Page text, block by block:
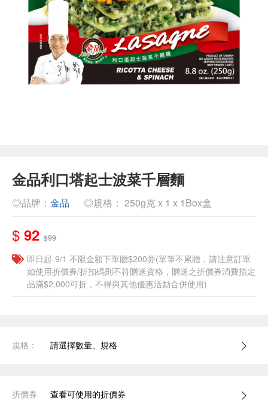
金品利口塔起士波菜千層麵
◎品牌： 金品 ◎規格： 250g克 x 1 x 1Box盒
$ 92 $99
即日起-9/1 不限金額下單贈$200券(單筆不累贈，請注意訂單
如使用折價券/折扣碼則不符贈送資格，贈送之折價券消費指定
品滿$2,000可折，不得與其他優惠活動合併使用)
規格： 請選擇數量、規格
折價券 查看可使用的折價券